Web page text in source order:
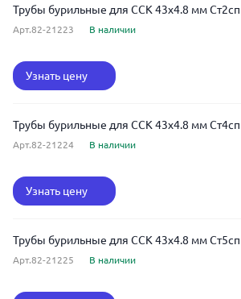
Трубы бурильные для ССК 43x4.8 мм
Арт.82-21223 В наличии
Узнать цену
Трубы бурильные для ССК 43x4.8 мм
Арт.82-21224 В наличии
Узнать цену
Трубы бурильные для ССК 43x4.8 мм
Арт.82-21225 В наличии